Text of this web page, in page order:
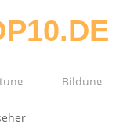
Bildung